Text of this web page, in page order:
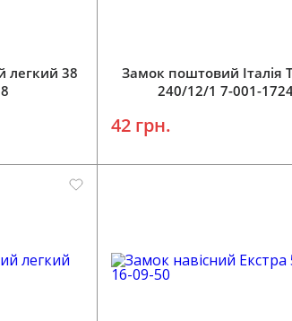
легкий 38
Замок поштовий Італія
240/12/1 7-001-
42 грн.